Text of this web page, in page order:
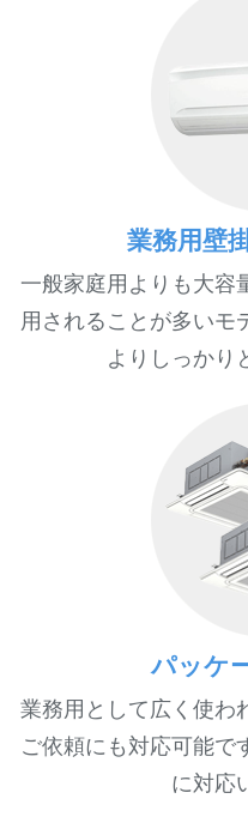
業務用壁
一般家庭用よりも大容
用されることが多いモ
よりしっかり
パッケ
業務用として広く使わ
ご依頼にも対応可能で
に対応